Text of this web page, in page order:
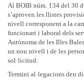
Al BOIB núm. 134 del 30
s’aproven les llistes
nivell corresponent a la
funcionari i laboral dels
Autònoma de les Illes
un nou nivell i de les
sol·licitud.
Termini al·legacions deu